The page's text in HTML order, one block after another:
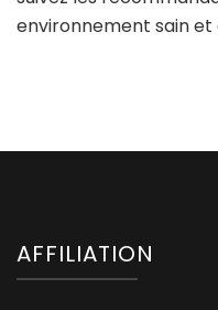
environnement sain et
AFFILIATION